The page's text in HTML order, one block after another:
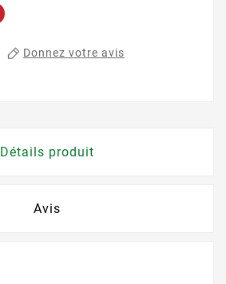
Donnez votre avis
Détails produit
Avis